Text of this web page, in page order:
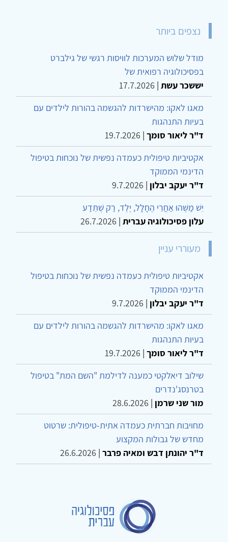
נצפים ביותר
מודל שלוש המערכות לוויסות רגשי של גילברט
בפסיכולוגיה רפואית של
יששכר עשת |
17.7.2026
מאגו לאקו: מהישרדות להגשמה בהורות לילדים עם
בעיות התנהגות
ד"ר ליאור סומך |
19.7.2026
אקטיביות טיפולית כעמדה נפשית של נוכחות בטיפול
הדינמי הממוקד
ד"ר יעקב יבלון |
9.7.2026
יֵשׁ מַשֶּׁהוּ אַחֲרֵי הֶחָלָל, יֶלֶד, רַק שֶׁתֵּדַע
עלון פסיכולוגיה עברית |
26.7.2026
מעוררי עניין
אקטיביות טיפולית כעמדה נפשית של נוכחות בטיפול
הדינמי הממוקד
ד"ר יעקב יבלון |
9.7.2026
מאגו לאקו: מהישרדות להגשמה בהורות לילדים עם
בעיות התנהגות
ד"ר ליאור סומך |
19.7.2026
שילוב דיאלקטי כמענה לדילמת "השם המת" בטיפול
בטרנסג'נדרים
מור שני שרמן |
28.6.2026
מחויבות חברתית כעמדה אתית-טיפולית: שרטוט
מחדש של גבולות המקצוע
ד"ר יהונתן דבש ומאיה פרבר |
26.6.2026